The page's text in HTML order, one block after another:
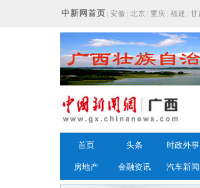
中新网首页 安徽 北京 重庆 福建 甘
首页 头条 时政外事
房地产 金融资讯 汽车新闻